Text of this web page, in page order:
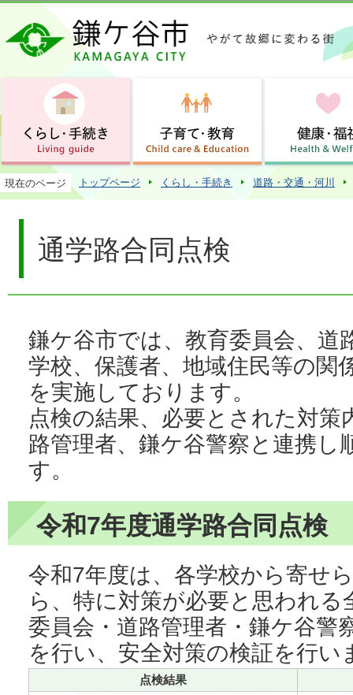
この
現在のページ トップページ くらし・手続き 道路・交通・河川
通学路合同点検
鎌ケ谷市では、教育委員会、道
学校、保護者、地域住民等の関
を実施しております。
点検の結果、必要とされた対
路管理者、鎌ケ谷警察と連携し
す。
令和7年度通学路合同点検
令和7年度は、各学校から寄せ
ら、特に対策が必要と思われ
委員会・道路管理者・鎌ケ谷警
を行い、安全対策の検証を行い
点検結果